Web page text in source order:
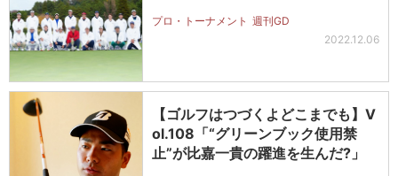
プロ・トーナメント 週刊GD
2022.12.06
【ゴルフはつづくよどこまでも】V
ol.108「“グリーンブック使用禁
止”が比嘉一貴の躍進を生んだ?」